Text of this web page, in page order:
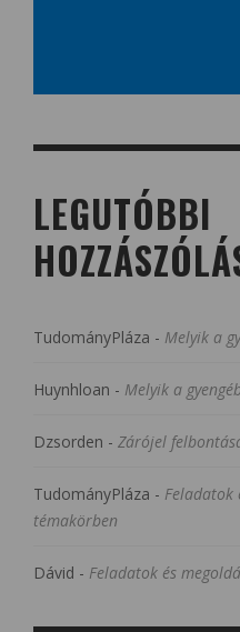
LEGUTÓBBI
TudományPláza - Melyik a
Huynhloan - Melyik a
Dzsorden - Zárójel
TudományPláza - Feladatok
témakörben
Dávid - Feladatok és